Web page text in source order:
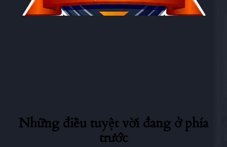
Những điều tuyệt vời đang ở phía
trước